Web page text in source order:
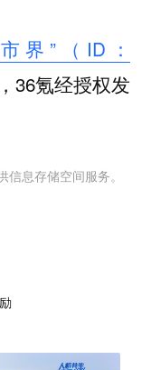
界”（ID：
36氪经授权发
息存储空间服务。